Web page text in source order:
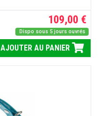
109,00 €
Dispo sous 5 jours ouvrés
AJOUTER AU PANIER